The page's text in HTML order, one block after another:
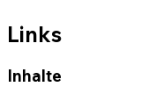
Links
Inhalte